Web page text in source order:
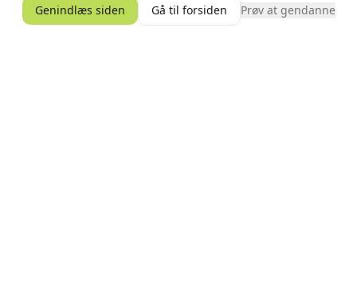
Genindlæs siden
Gå til forsiden Prøv at gendanne